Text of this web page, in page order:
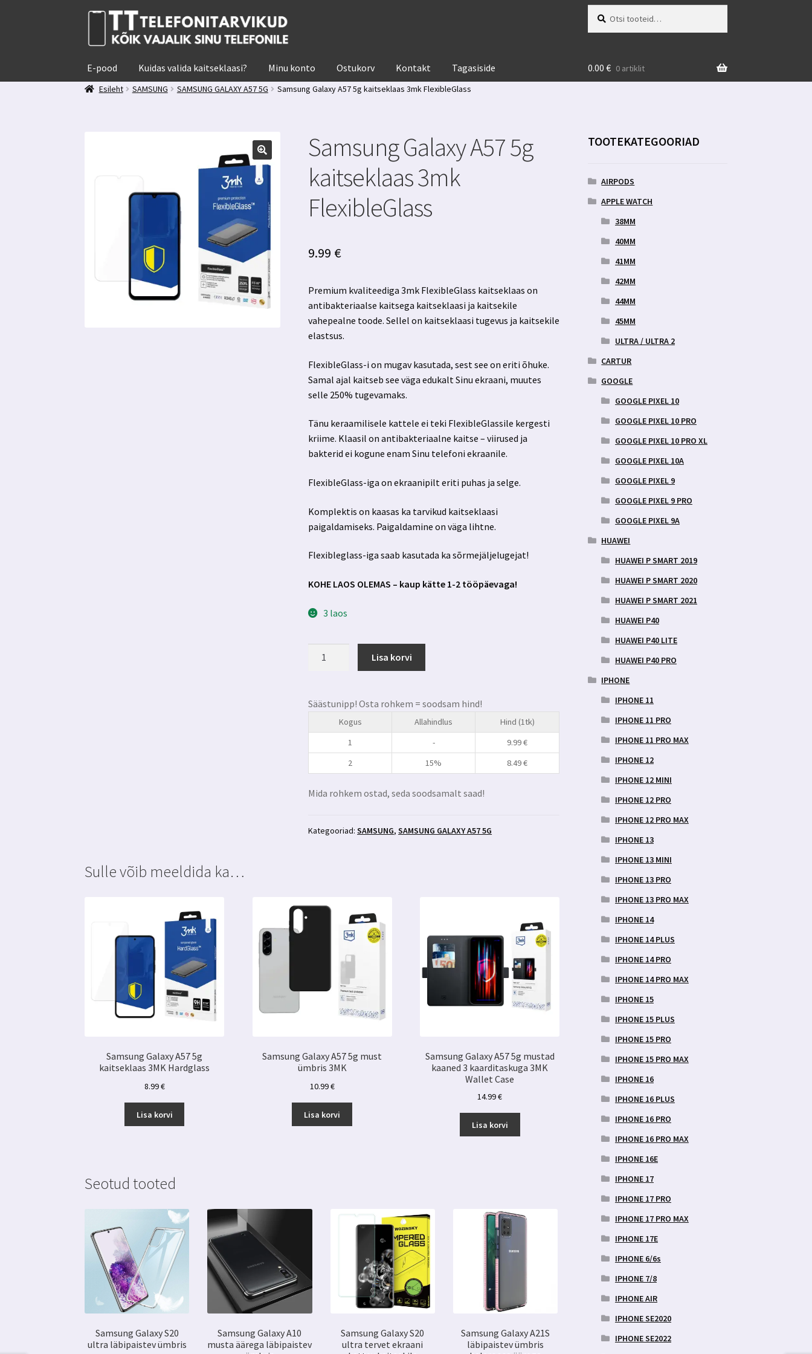
Liigu
navigeerimisele
Liigu
juurde
E-pood Kuidas valida kaitseklaasi? Minu konto Ostukorv Kontakt Tagasiside 0.00 € 0 artiklit
Esileht
SAMSUNG SAMSUNG GALAXY A57 5G Samsung Galaxy A57 5g kaitseklaas 3mk FlexibleGlass
Samsung Galaxy A57 5g
kaitseklaas 3mk
FlexibleGlass
9.99 €
Premium kvaliteediga 3mk FlexibleGlass kaitseklaas on
antibakteriaalse kaitsega kaitseklaasi ja kaitsekile
vahepealne toode. Sellel on kaitseklaasi tugevus ja kaitsekile
elastsus.
FlexibleGlass-i on mugav kasutada, sest see on eriti õhuke.
Samal ajal kaitseb see väga edukalt Sinu ekraani, muutes
selle 250% tugevamaks.
Tänu keraamilisele kattele ei teki FlexibleGlassile kergesti
kriime. Klaasil on antibakteriaalne kaitse – viirused ja
bakterid ei kogune enam Sinu telefoni ekraanile.
FlexibleGlass-iga on ekraanipilt eriti puhas ja selge.
Komplektis on kaasas ka tarvikud kaitseklaasi
paigaldamiseks. Paigaldamine on väga lihtne.
Flexibleglass-iga saab kasutada ka sõrmejäljelugejat!
KOHE LAOS OLEMAS – kaup kätte 1-2 tööpäevaga!
3 laos
kaitseklaas
FlexibleGlass
kogus
Lisa korvi
Säästunipp! Osta rohkem = soodsam hind!
Kogus Allahindlus
Hind (1tk)
1
- 9.99€
2
15% 8.49€
Mida rohkem ostad, seda soodsamalt saad!
Kategooriad:SAMSUNG,SAMSUNG GALAXY A57 5G
Sulle võib meeldida ka…
Samsung Galaxy A57 5g
kaitseklaas 3MK Hardglass
8.99€
Lisa korvi
Samsung Galaxy A57 5g must
ümbris 3MK
10.99€
Lisa korvi
Samsung Galaxy A57 5g mustad
kaaned 3 kaarditaskuga 3MK
Wallet Case
14.99€
Lisa korvi
Seotud tooted
Samsung Galaxy S20
ultra läbipaistev ümbris
Samsung Galaxy A10
musta äärega läbipaistev
Samsung Galaxy S20
ultra tervet ekraani
Samsung Galaxy A21S
läbipaistev ümbris
TOOTEKATEGOORIAD
AIRPODS
APPLE WATCH
38MM
40MM
41MM
42MM
44MM
45MM
ULTRA / ULTRA 2
CARTUR
GOOGLE
GOOGLE PIXEL 10
GOOGLE PIXEL 10 PRO
GOOGLE PIXEL 10 PRO XL
GOOGLE PIXEL 10A
GOOGLE PIXEL 9
GOOGLE PIXEL 9 PRO
GOOGLE PIXEL 9A
HUAWEI
HUAWEI P SMART 2019
HUAWEI P SMART 2020
HUAWEI P SMART 2021
HUAWEI P40
HUAWEI P40 LITE
HUAWEI P40 PRO
IPHONE
IPHONE 11
IPHONE 11 PRO
IPHONE 11 PRO MAX
IPHONE 12
IPHONE 12 MINI
IPHONE 12 PRO
IPHONE 12 PRO MAX
IPHONE 13
IPHONE 13 MINI
IPHONE 13 PRO
IPHONE 13 PRO MAX
IPHONE 14
IPHONE 14 PLUS
IPHONE 14 PRO
IPHONE 14 PRO MAX
IPHONE 15
IPHONE 15 PLUS
IPHONE 15 PRO
IPHONE 15 PRO MAX
IPHONE 16
IPHONE 16 PLUS
IPHONE 16 PRO
IPHONE 16 PRO MAX
IPHONE 16E
IPHONE 17
IPHONE 17 PRO
IPHONE 17 PRO MAX
IPHONE 17E
IPHONE 6/6s
IPHONE 7/8
IPHONE AIR
IPHONE SE2020
IPHONE SE2022